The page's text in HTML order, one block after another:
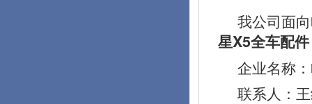
我公司面
星X5全车配件
企业名称
联系人：